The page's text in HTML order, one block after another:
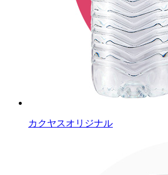
カクヤスオリジナル